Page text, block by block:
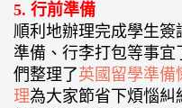
5. 行前準備
順利地辦理完成學生
準備、行李打包等事
們整理了英國留學準備
理為大家節省下煩惱